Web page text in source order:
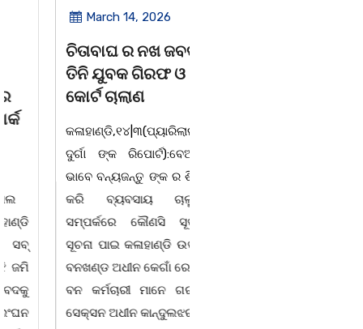
March 14, 2026
ଚିତାବାଘ ର ନଖ ଜବତ
ତିନି ଯୁବକ ଗିରଫ ଓ
କୋର୍ଟ ଚାଲାଣ
କଳାହାଣ୍ଡି,୧୪|୩(ପ୍ୟାରିଲାଲ
ଦୁର୍ଗା ଙ୍କ ରିପୋର୍ଟ):ବେଆଇନ
ଭାବେ ବନ୍ୟଜନ୍ତୁ ଙ୍କ ର ଶିକାର
କରି ବ୍ୟବସାୟ ଚାଲୁଥିବା
ସମ୍ପର୍କରେ କୌଣସି ସୂତ୍ରରୁ
ସୂଚନା ପାଇ କଳାହାଣ୍ଡି ଉତ୍ତର
ବନଖଣ୍ଡ ଅଧୀନ କେଗାଁ ରେଞ୍ଜର
ବନ କର୍ମଚାରୀ ମାନେ ଗରଗାବ
ସେକ୍ସନ ଅଧୀନ କାନ୍ଦୁଲଝର